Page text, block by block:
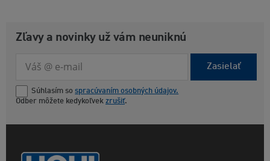
Zľavy a novinky už vám neuniknú
Zasielať
Súhlasím so spracúvaním osobných údajov.
Odber môžete kedykoľvek zrušiť.